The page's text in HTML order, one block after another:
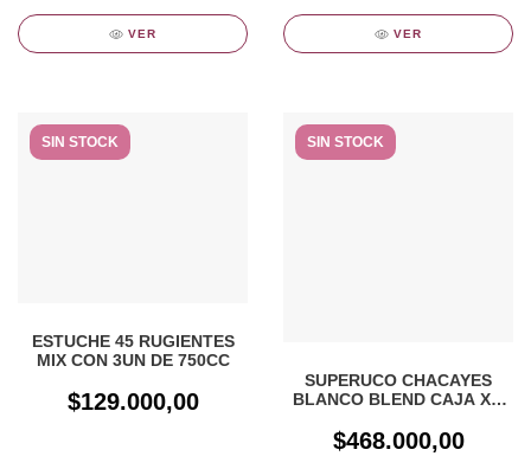
VER VER
SIN STOCK
ESTUCHE 45 RUGIENTES
MIX CON 3UN DE 750CC
$129.000,00
SIN STOCK
SUPERUCO CHACAYES
BLANCO BLEND CAJA X 6
$468.000,00